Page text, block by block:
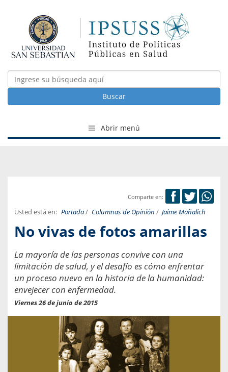
Buscar
Abrir menú
Comparte en:
Usted está en: Portada/ Columnas de Opinión / Jaime Mañalich
No vivas de fotos amarillas
La mayoría de las personas convive con una
limitación de salud, y el desafío es cómo enfrentar
un proceso nuevo en la historia de la humanidad:
envejecer con enfermedad.
Viernes 26 de junio de 2015